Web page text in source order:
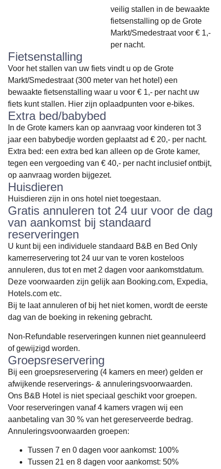
veilig stallen in de bewaakte
fietsenstalling op de Grote
Markt/Smedestraat voor € 1,-
per nacht.
Fietsenstalling
Voor het stallen van uw fiets vindt u op de Grote
Markt/Smedestraat (300 meter van het hotel) een
bewaakte fietsenstalling waar u voor € 1,- per nacht uw
fiets kunt stallen. Hier zijn oplaadpunten voor e-bikes.
Extra bed/babybed
In de Grote kamers kan op aanvraag voor kinderen tot 3
jaar een babybedje worden geplaatst ad € 20,- per nacht.
Extra bed: een extra bed kan alleen op de Grote kamer,
tegen een vergoeding van € 40,- per nacht inclusief ontbijt,
op aanvraag worden bijgezet.
Huisdieren
Huisdieren zijn in ons hotel niet toegestaan.
Gratis annuleren tot 24 uur voor de dag
van aankomst bij standaard
reserveringen
U kunt bij een individuele standaard B&B en Bed Only
kamerreservering tot 24 uur van te voren kosteloos
annuleren, dus tot en met 2 dagen voor aankomstdatum.
Deze voorwaarden zijn gelijk aan Booking.com, Expedia,
Hotels.com etc.
Bij te laat annuleren of bij het niet komen, wordt de eerste
dag van de boeking in rekening gebracht.
Non-Refundable reserveringen kunnen niet geannuleerd
of gewijzigd worden.
Groepsreservering
Bij een groepsreservering (4 kamers en meer) gelden er
afwijkende reserverings- & annuleringsvoorwaarden.
Ons B&B Hotel is niet speciaal geschikt voor groepen.
Voor reserveringen vanaf 4 kamers vragen wij een
aanbetaling van 30 % van het gereserveerde bedrag.
Annuleringsvoorwaarden groepen:
Tussen 7 en 0 dagen voor aankomst: 100%
Tussen 21 en 8 dagen voor aankomst: 50%